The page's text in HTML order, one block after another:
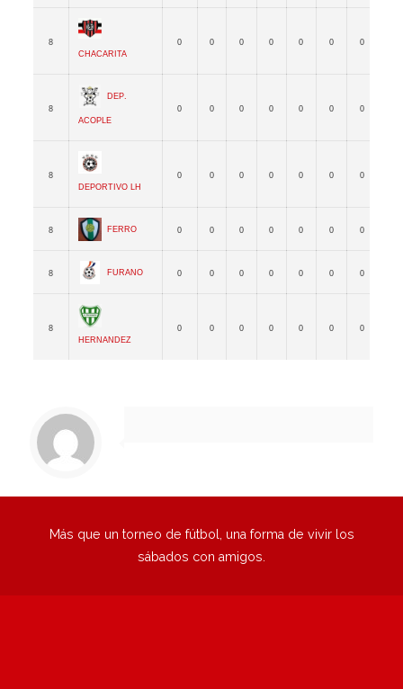
8
Chacarita
0 0 0 0 0 0 0
8
Dep.
Acople
0 0 0 0 0 0 0
8
Deportivo LH
0 0 0 0 0 0 0
8 Ferro 0 0 0 0 0 0 0
8 Furano 0 0 0 0 0 0 0
8
Hernandez
0 0 0 0 0 0 0
Más que un torneo de fútbol, una forma de vivir los
sábados con amigos.